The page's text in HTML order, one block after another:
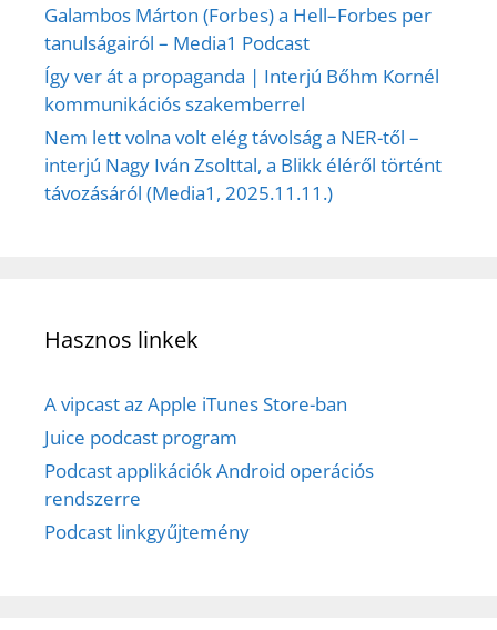
Galambos Márton (Forbes) a Hell–Forbes per
tanulságairól – Media1 Podcast
Így ver át a propaganda | Interjú Bőhm Kornél
kommunikációs szakemberrel
Nem lett volna volt elég távolság a NER-től –
interjú Nagy Iván Zsolttal, a Blikk éléről történt
távozásáról (Media1, 2025.11.11.)
Hasznos linkek
A vipcast az Apple iTunes Store-ban
Juice podcast program
Podcast applikációk Android operációs
rendszerre
Podcast linkgyűjtemény